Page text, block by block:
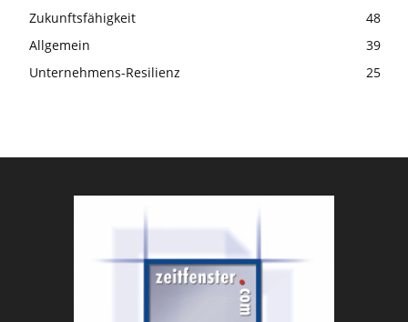
Zukunftsfähigkeit
48
Allgemein
39
Unternehmens-Resilienz
25